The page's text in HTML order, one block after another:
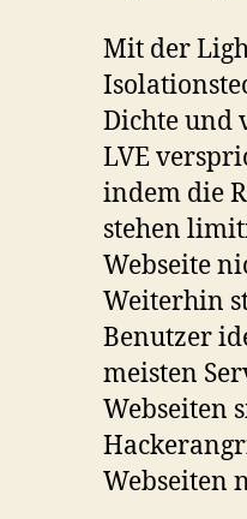
Mit der
Dichte und
LVE
indem die
stehen
Webseite
Weiterhin
Benutzer
meisten
Webseiten
Webseiten